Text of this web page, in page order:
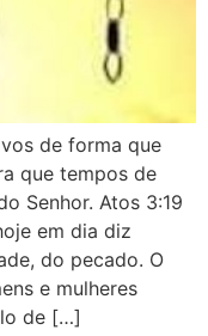
de forma que
que tempos de
Senhor. Atos 3:19
em dia diz
do pecado. O
e mulheres
de […]